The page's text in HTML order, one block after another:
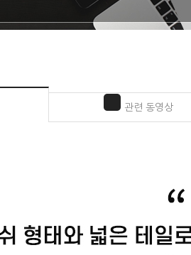
관련 동영상